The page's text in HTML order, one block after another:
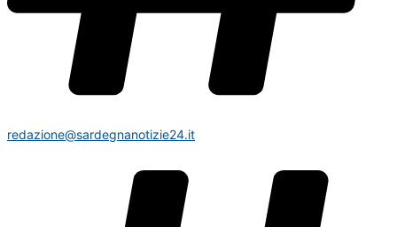
redazione@sardegnanotizie24.it